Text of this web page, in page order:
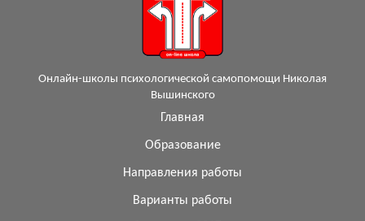
Онлайн-школы психологической самопомощи Николая
Вышинского
Главная
Образование
Направления работы
Варианты работы